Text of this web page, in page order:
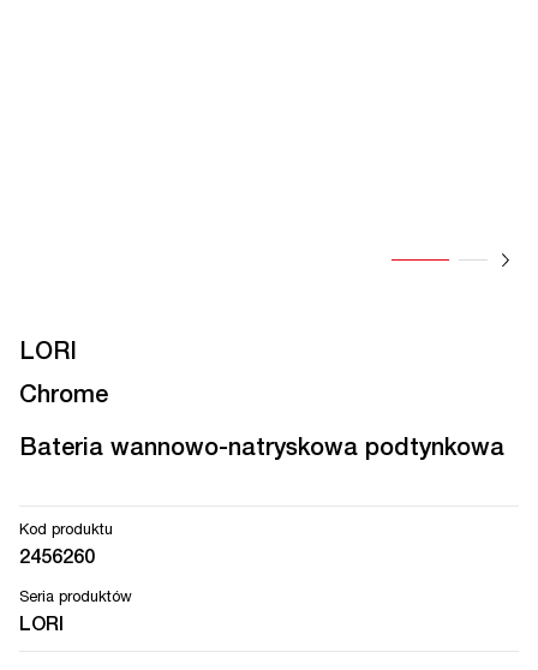
LORI
Chrome
Bateria wannowo-natryskowa podtynkowa
Kod produktu
2456260
Seria produktów
LORI